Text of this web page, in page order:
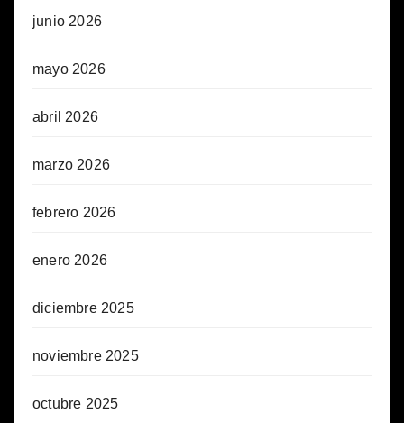
junio 2026
mayo 2026
abril 2026
marzo 2026
febrero 2026
enero 2026
diciembre 2025
noviembre 2025
octubre 2025